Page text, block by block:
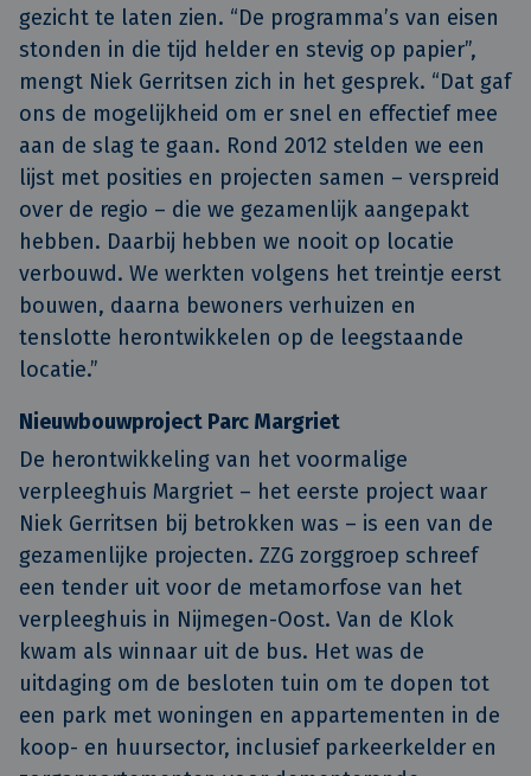
gezicht te laten zien. “De programma’s van eisen
stonden in die tijd helder en stevig op papier”,
mengt Niek Gerritsen zich in het gesprek. “Dat gaf
ons de mogelijkheid om er snel en effectief mee
aan de slag te gaan. Rond 2012 stelden we een
lijst met posities en projecten samen – verspreid
over de regio – die we gezamenlijk aangepakt
hebben. Daarbij hebben we nooit op locatie
verbouwd. We werkten volgens het treintje eerst
bouwen, daarna bewoners verhuizen en
tenslotte herontwikkelen op de leegstaande
locatie.”
Nieuwbouwproject Parc Margriet
De herontwikkeling van het voormalige
verpleeghuis Margriet – het eerste project waar
Niek Gerritsen bij betrokken was – is een van de
gezamenlijke projecten. ZZG zorggroep schreef
een tender uit voor de metamorfose van het
verpleeghuis in Nijmegen-Oost. Van de Klok
kwam als winnaar uit de bus. Het was de
uitdaging om de besloten tuin om te dopen tot
een park met woningen en appartementen in de
koop- en huursector, inclusief parkeerkelder en